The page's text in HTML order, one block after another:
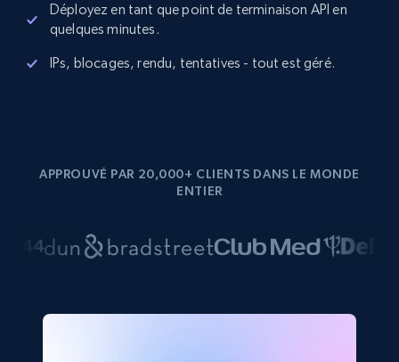
Déployez en tant que point de terminaison API en
quelques minutes.
IPs, blocages, rendu, tentatives - tout est géré.
APPROUVÉ PAR 20,000+ CLIENTS DANS LE MONDE
ENTIER